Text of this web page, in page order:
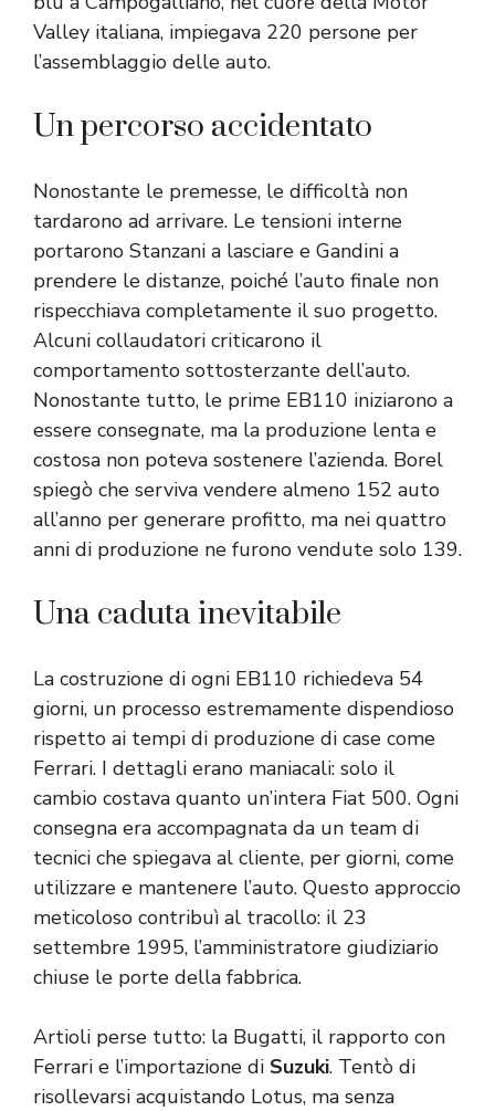
Valley italiana, impiegava 220 persone per
l’assemblaggio delle auto.
Un percorso accidentato
Nonostante le premesse, le difficoltà non
tardarono ad arrivare. Le tensioni interne
portarono Stanzani a lasciare e Gandini a
prendere le distanze, poiché l’auto finale non
rispecchiava completamente il suo progetto.
Alcuni collaudatori criticarono il
comportamento sottosterzante dell’auto.
Nonostante tutto, le prime EB110 iniziarono a
essere consegnate, ma la produzione lenta e
costosa non poteva sostenere l’azienda. Borel
spiegò che serviva vendere almeno 152 auto
all’anno per generare profitto, ma nei quattro
anni di produzione ne furono vendute solo 139.
Una caduta inevitabile
La costruzione di ogni EB110 richiedeva 54
giorni, un processo estremamente dispendioso
rispetto ai tempi di produzione di case come
Ferrari. I dettagli erano maniacali: solo il
cambio costava quanto un’intera Fiat 500. Ogni
consegna era accompagnata da un team di
tecnici che spiegava al cliente, per giorni, come
utilizzare e mantenere l’auto. Questo approccio
meticoloso contribuì al tracollo: il 23
settembre 1995, l’amministratore giudiziario
chiuse le porte della fabbrica.
Artioli perse tutto: la Bugatti, il rapporto con
Ferrari e l’importazione di Suzuki. Tentò di
risollevarsi acquistando Lotus, ma senza